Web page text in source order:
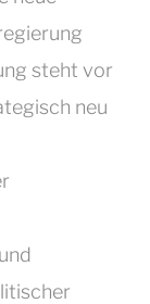
steht vor
neu